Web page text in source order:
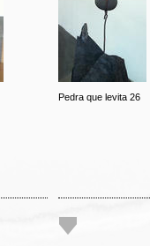
Pedra que levita 26